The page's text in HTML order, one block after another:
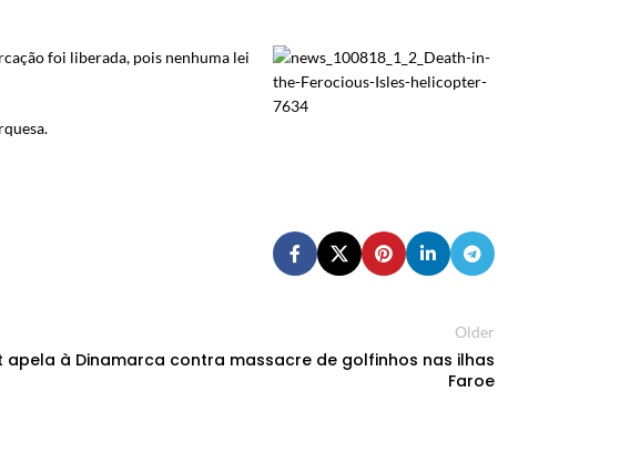
foi liberada, pois nenhuma lei
Older
apela à Dinamarca contra massacre de golfinhos nas ilhas
Faroe